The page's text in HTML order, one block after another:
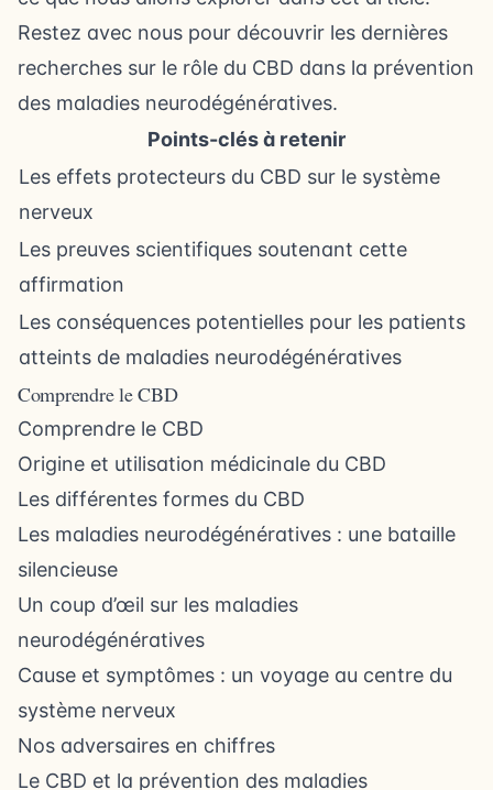
Restez avec nous pour découvrir les dernières
recherches sur le rôle du CBD dans la prévention
des maladies neurodégénératives.
Points-clés à retenir
Les effets protecteurs du CBD sur le système
nerveux
Les preuves scientifiques soutenant cette
affirmation
Les conséquences potentielles pour les patients
atteints de maladies neurodégénératives
Comprendre le CBD
Comprendre le CBD
Origine et utilisation médicinale du CBD
Les différentes formes du CBD
Les maladies neurodégénératives : une bataille
silencieuse
Un coup d’œil sur les maladies
neurodégénératives
Cause et symptômes : un voyage au centre du
système nerveux
Nos adversaires en chiffres
Le CBD et la prévention des maladies